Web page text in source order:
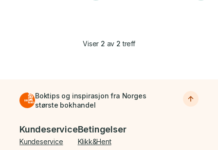
Viser 2 av 2 treff
Boktips og inspirasjon fra Norges
største bokhandel
Bunnmeny
Kundeservice
Kundeservice
Betingelser
Klikk&Hent